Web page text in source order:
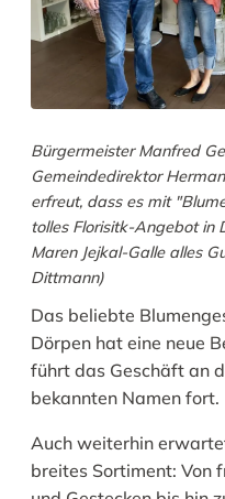
Bürgermeister Manfred
Gemeindedirektor
erfreut, dass es mit
tolles Florisitk-Angebot in
Maren Jejkal-Galle alles
Dittmann)
Das beliebte
Dörpen hat eine neue
führt das Geschäft an
bekannten Namen fort.
Auch weiterhin
breites Sortiment: Von